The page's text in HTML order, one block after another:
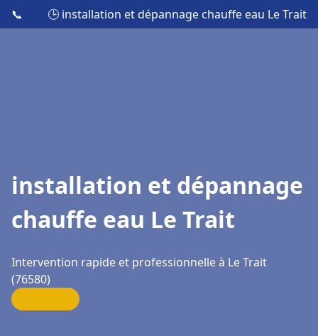
📞 🕒 installation et dépannage chauffe eau Le Trait
installation et dépannage
chauffe eau Le Trait
Intervention rapide et professionnelle à Le Trait
(76580)